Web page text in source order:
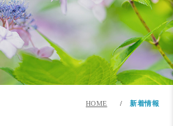
HOME 新着情報